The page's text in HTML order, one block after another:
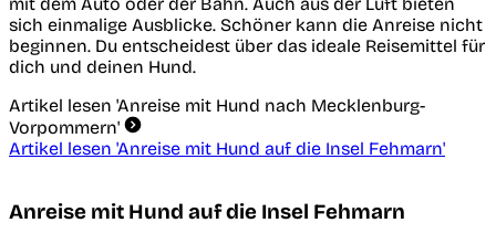
sich einmalige Ausblicke. Schöner kann die Anreise nicht
beginnen. Du entscheidest über das ideale Reisemittel für
dich und deinen Hund.
Artikel lesen 'Anreise mit Hund nach Mecklenburg-
Vorpommern'
Artikel lesen 'Anreise mit Hund auf die Insel Fehmarn'
Anreise mit Hund auf die Insel Fehmarn